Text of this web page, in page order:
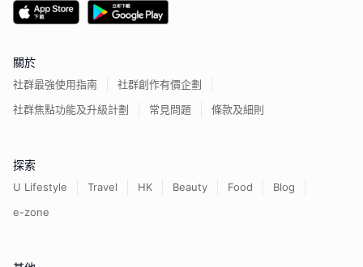
關於
社群最強使用指南
社群創作有價企劃
社群焦點功能及升級計劃
常見問題 條款及細則
探索
U Lifestyle Travel HK Beauty Food
Blog
e-zone